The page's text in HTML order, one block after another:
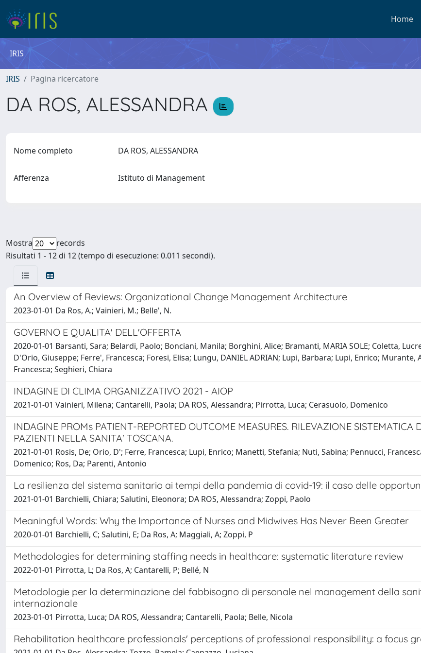
Home
IRIS
IRIS Pagina ricercatore
DA ROS, ALESSANDRA
Nome completo DA ROS, ALESSANDRA
Afferenza Istituto di Management
Mostra
records
Risultati 1 - 12 di 12 (tempo di esecuzione: 0.011 secondi).
An Overview of Reviews: Organizational Change Management Architecture
2023-01-01 Da Ros, A.; Vainieri, M.; Belle', N.
GOVERNO E QUALITA' DELL'OFFERTA
2020-01-01 Barsanti, Sara; Belardi, Paolo; Bonciani, Manila; Borghini, Alice; Bramanti, MARIA SOLE; Coletta,
D'Orio, Giuseppe; Ferre', Francesca; Foresi, Elisa; Lungu, DANIEL ADRIAN; Lupi, Barbara; Lupi, Enrico;
Francesca; Seghieri, Chiara
INDAGINE DI CLIMA ORGANIZZATIVO 2021 - AIOP
2021-01-01 Vainieri, Milena; Cantarelli, Paola; DA ROS, Alessandra; Pirrotta, Luca; Cerasuolo, Domenico
INDAGINE PROMs PATIENT-REPORTED OUTCOME MEASURES. RILEVAZIONE SISTEMATICA
PAZIENTI NELLA SANITA' TOSCANA.
2021-01-01 Rosis, De; Orio, D'; Ferre, Francesca; Lupi, Enrico; Manetti, Stefania; Nuti, Sabina; Pennucci,
Domenico; Ros, Da; Parenti, Antonio
La resilienza del sistema sanitario ai tempi della pandemia di covid-19: il caso delle
2021-01-01 Barchielli, Chiara; Salutini, Eleonora; DA ROS, Alessandra; Zoppi, Paolo
Meaningful Words: Why the Importance of Nurses and Midwives Has Never Been Greater
2020-01-01 Barchielli, C; Salutini, E; Da Ros, A; Maggiali, A; Zoppi, P
Methodologies for determining staffing needs in healthcare: systematic literature review
2022-01-01 Pirrotta, L; Da Ros, A; Cantarelli, P; Bellé, N
Metodologie per la determinazione del fabbisogno di personale nel management della
internazionale
2023-01-01 Pirrotta, Luca; DA ROS, Alessandra; Cantarelli, Paola; Belle, Nicola
Rehabilitation healthcare professionals' perceptions of professional responsibility: a focus